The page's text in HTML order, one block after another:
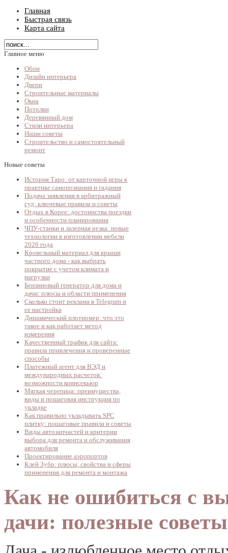
Главная
Быстрая связь
Карта сайта
Главное меню
Обои
Дизайн интерьера
Двери
Строительные материалы
Окна
Потолки
Деревянный дом
Стили интерьера
Наши советы
Строительство и самостоятельный
ремонт
Новые советы
История Таро: от карточной игры к
практике самопознания и гадания
Подача заявления в арбитражный
суд: ключевые правила и советы
Отдых в Корее: достоинства поездки
и особенности планирования
ЧПУ-станки и лазерная резка: новые
технологии в изготовлении мебели
2026 года
Кровельный материал для крыши
частного дома - как выбрать
покрытие с учетом климата и
нагрузки
Бензиновый генератор для дома и
дачи: плюсы и области применения
Сколько стоит реклама в Telegram и
ее настройка
Динамический плотномер: что это
такое и как работает метод
измерения
Качественный трафик для сайта:
правила привлечения и проверенные
способы
Платежный агент для ВЭД и
международных расчетов:
возможности коинсекьюр
Мягкая черепица: преимущества,
виды и пошаговая инструкция по
укладке
Как правильно укладывать SPC
плитку: пошаговые правила и советы
Виды автозапчастей и критерии
выбора для ремонта и обслуживания
автомобиля
Проектирование аэропортов
Клей Зубр: плюсы, свойства и сферы
применения для ремонта и монтажа
Как не ошибиться с
дачи: полезные советы